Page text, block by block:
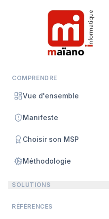
COMPRENDRE
Vue d'ensemble
Manifeste
Choisir son MSP
Méthodologie
SOLUTIONS
RÉFÉRENCES